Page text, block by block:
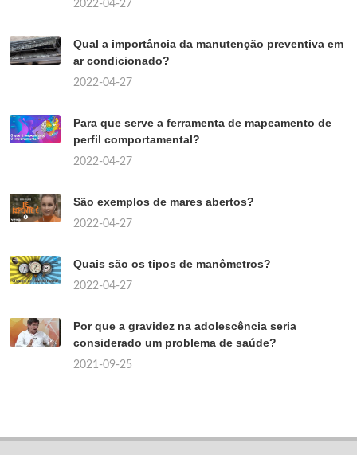
2022-04-27
Qual a importância da manutenção preventiva em
ar condicionado?
2022-04-27
Para que serve a ferramenta de mapeamento de
perfil comportamental?
2022-04-27
São exemplos de mares abertos?
2022-04-27
Quais são os tipos de manômetros?
2022-04-27
Por que a gravidez na adolescência seria
considerado um problema de saúde?
2021-09-25